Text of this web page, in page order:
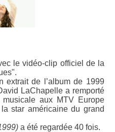
le vidéo-clip officiel de la
extrait de l’album de 1999
LaChapelle a remporté
aux MTV Europe
star américaine du grand
a été regardée 40 fois.